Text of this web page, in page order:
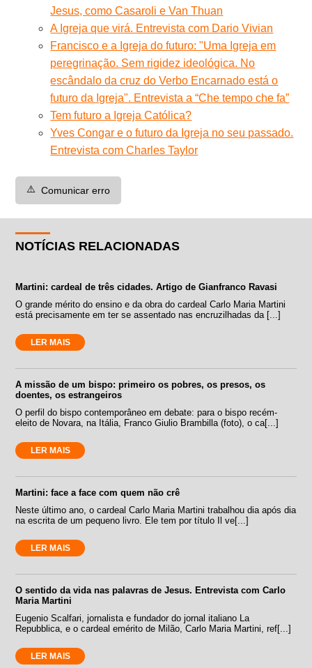
Jesus, como Casaroli e Van Thuan
A Igreja que virá. Entrevista com Dario Vivian
Francisco e a Igreja do futuro: "Uma Igreja em
peregrinação. Sem rigidez ideológica. No
escândalo da cruz do Verbo Encarnado está o
futuro da Igreja". Entrevista a “Che tempo che fa”
Tem futuro a Igreja Católica?
Yves Congar e o futuro da Igreja no seu passado.
Entrevista com Charles Taylor
⚠️ Comunicar erro
NOTÍCIAS RELACIONADAS
Martini: cardeal de três cidades. Artigo de Gianfranco Ravasi
O grande mérito do ensino e da obra do cardeal Carlo Maria Martini
está precisamente em ter se assentado nas encruzilhadas da [...]
LER MAIS
A missão de um bispo: primeiro os pobres, os presos, os
doentes, os estrangeiros
O perfil do bispo contemporâneo em debate: para o bispo recém-
eleito de Novara, na Itália, Franco Giulio Brambilla (foto), o ca[...]
LER MAIS
Martini: face a face com quem não crê
Neste último ano, o cardeal Carlo Maria Martini trabalhou dia após dia
na escrita de um pequeno livro. Ele tem por título Il ve[...]
LER MAIS
O sentido da vida nas palavras de Jesus. Entrevista com Carlo
Maria Martini
Eugenio Scalfari, jornalista e fundador do jornal italiano La
Repubblica, e o cardeal emérito de Milão, Carlo Maria Martini, ref[...]
LER MAIS